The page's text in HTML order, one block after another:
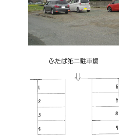
ご契約中の駐車場